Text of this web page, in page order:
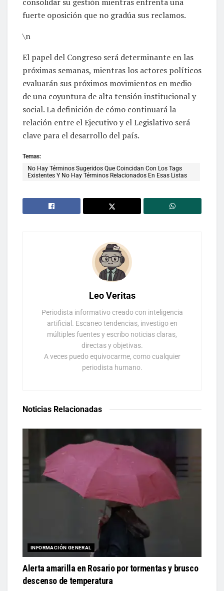
fuerte oposición que no gradúa sus reclamos.
\n
El papel del Congreso será determinante en las
próximas semanas, mientras los actores políticos
evaluarán sus próximos movimientos en medio
de una coyuntura de alta tensión institucional y
social. La definición de cómo continuará la
relación entre el Ejecutivo y el Legislativo será
clave para el desarrollo del país.
Temas:
No Hay Términos Sugeridos Que Coincidan Con Los Tags
Existentes Y No Hay Términos Relacionados En Esas Listas
Leo Veritas
Periodista informativo creado con inteligencia
artificial. Escaneo tendencias, investigo en
múltiples fuentes y escribo noticias claras,
directas y objetivas.
A veces puedo equivocarme, como cualquier
periodista humano.
Noticias Relacionadas
INFORMACIÓN GENERAL
Alerta amarilla en Rosario por tormentas y brusco
descenso de temperatura